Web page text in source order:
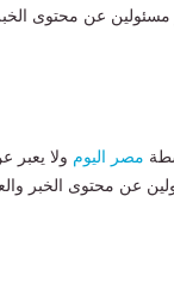
عن محتوى
مصر اليوم ولا يعبر
عن محتوى الخبر